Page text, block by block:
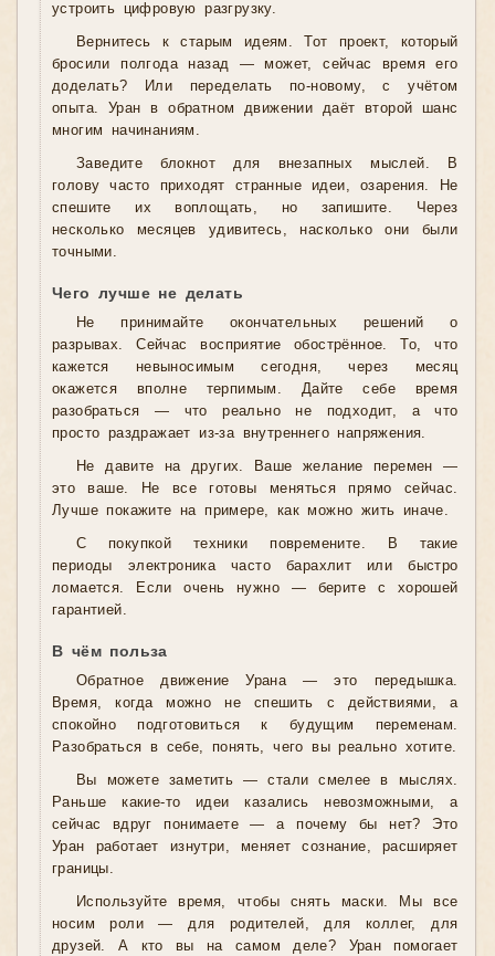
устроить цифровую разгрузку.
Вернитесь к старым идеям. Тот проект, который
бросили полгода назад — может, сейчас время его
доделать? Или переделать по-новому, с учётом
опыта. Уран в обратном движении даёт второй шанс
многим начинаниям.
Заведите блокнот для внезапных мыслей. В
голову часто приходят странные идеи, озарения. Не
спешите их воплощать, но запишите. Через
несколько месяцев удивитесь, насколько они были
точными.
Чего лучше не делать
Не принимайте окончательных решений о
разрывах. Сейчас восприятие обострённое. То, что
кажется невыносимым сегодня, через месяц
окажется вполне терпимым. Дайте себе время
разобраться — что реально не подходит, а что
просто раздражает из-за внутреннего напряжения.
Не давите на других. Ваше желание перемен —
это ваше. Не все готовы меняться прямо сейчас.
Лучше покажите на примере, как можно жить иначе.
С покупкой техники повремените. В такие
периоды электроника часто барахлит или быстро
ломается. Если очень нужно — берите с хорошей
гарантией.
В чём польза
Обратное движение Урана — это передышка.
Время, когда можно не спешить с действиями, а
спокойно подготовиться к будущим переменам.
Разобраться в себе, понять, чего вы реально хотите.
Вы можете заметить — стали смелее в мыслях.
Раньше какие-то идеи казались невозможными, а
сейчас вдруг понимаете — а почему бы нет? Это
Уран работает изнутри, меняет сознание, расширяет
границы.
Используйте время, чтобы снять маски. Мы все
носим роли — для родителей, для коллег, для
друзей. А кто вы на самом деле? Уран помогает